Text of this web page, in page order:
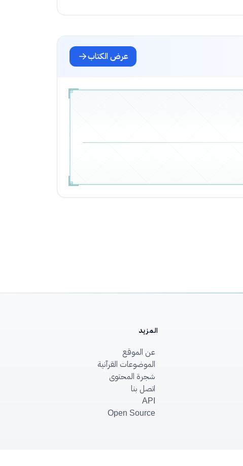
عرض الكتاب
المزيد
عن الموقع
الموضوعات القرآنية
شجرة المحتوى
اتصل بنا
API
Open Source